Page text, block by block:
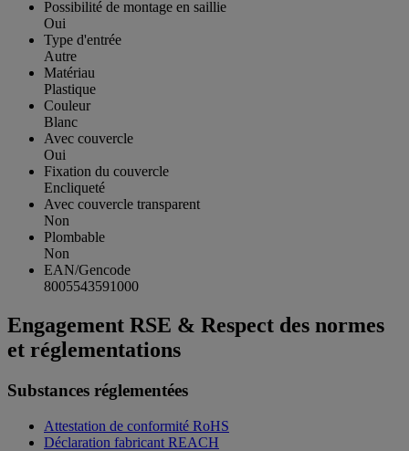
Possibilité de montage en saillie
Oui
Type d'entrée
Autre
Matériau
Plastique
Couleur
Blanc
Avec couvercle
Oui
Fixation du couvercle
Encliqueté
Avec couvercle transparent
Non
Plombable
Non
EAN/Gencode
8005543591000
Engagement RSE & Respect des normes
et réglementations
Substances réglementées
Attestation de conformité RoHS
Déclaration fabricant REACH